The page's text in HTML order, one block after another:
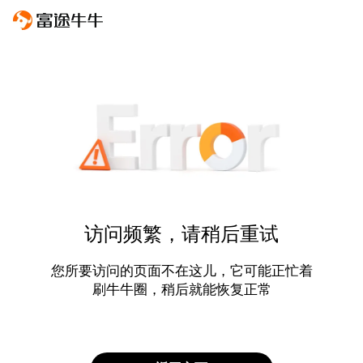
访问频繁，请稍后重试
您所要访问的页面不在这儿，它可能正忙着
刷牛牛圈，稍后就能恢复正常